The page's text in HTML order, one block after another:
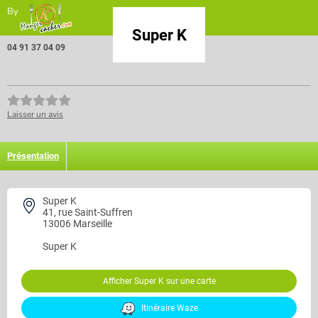
By
Super K
04 91 37 04 09
Laisser un avis
Présentation
Super K
41, rue Saint-Suffren
13006 Marseille
Super K
Afficher Super K sur une carte
Itinéraire Waze